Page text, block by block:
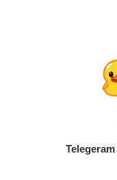
Telegeram